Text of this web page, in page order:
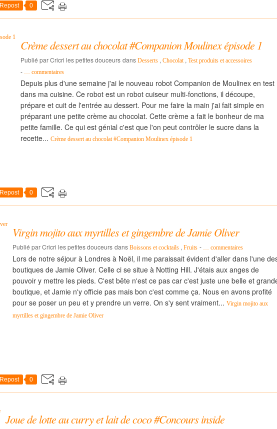
Repost 0
Crème dessert au chocolat #Companion Moulinex épisode 1
Publié par Cricri les petites douceurs dans Desserts , Chocolat , Test produits et accessoires
- … commentaires
Depuis plus d'une semaine j'ai le nouveau robot Companion de Moulinex en test
dans ma cuisine. Ce robot est un robot cuiseur multi-fonctions, il découpe,
prépare et cuit de l'entrée au dessert. Pour me faire la main j'ai fait simple en
préparant une petite crème au chocolat. Cette crème a fait le bonheur de ma
petite famille. Ce qui est génial c'est que l'on peut contrôler le sucre dans la
recette... Crème dessert au chocolat #Companion Moulinex épisode 1
Repost 0
Virgin mojito aux myrtilles et gingembre de Jamie Oliver
Publié par Cricri les petites douceurs dans Boissons et cocktails , Fruits - … commentaires
Lors de notre séjour à Londres à Noël, il me paraissait évident d'aller dans l'une
boutiques de Jamie Oliver. Celle ci se situe à Notting Hill. J'étais aux anges de
pouvoir y mettre les pieds. C'est bête n'est ce pas car c'est juste une belle et
boutique, et Jamie n'y officie pas mais bon c'est comme ça. Nous en avons profité
pour se poser un peu et y prendre un verre. On s'y sent vraiment... Virgin mojito aux
myrtilles et gingembre de Jamie Oliver
Repost 0
Joue de lotte au curry et lait de coco #Concours inside